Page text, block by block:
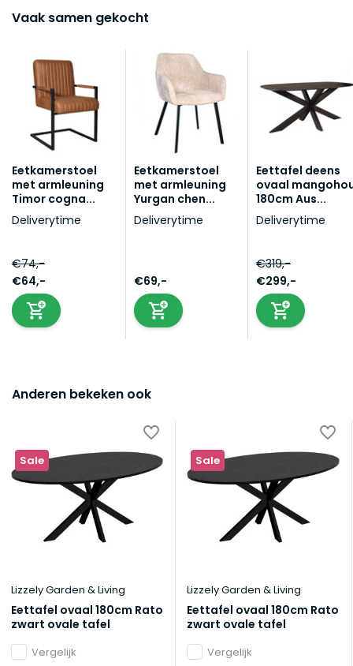
Vaak samen gekocht
Eetkamerstoel
met armleuning
Timor cogna...
Deliverytime
€74,-
€64,-
Eetkamerstoel
met armleuning
Yurgan chen...
Deliverytime
€69,-
Eettafel deens
ovaal
180cm Aus...
Deliverytime
€319,-
€299,-
Anderen bekeken ook
Sale
Lizzely Garden & Living
Eettafel ovaal 180cm Rato
zwart ovale tafel
Vergelijk
Sale
Lizzely Garden & Living
Eettafel ovaal 180cm Rato
zwart ovale tafel
Vergelijk